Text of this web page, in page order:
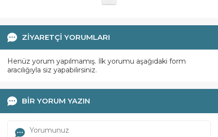
ZİYARETÇİ YORUMLARI
Henüz yorum yapılmamış. İlk yorumu aşağıdaki form
aracılığıyla siz yapabilirsiniz.
BİR YORUM YAZIN